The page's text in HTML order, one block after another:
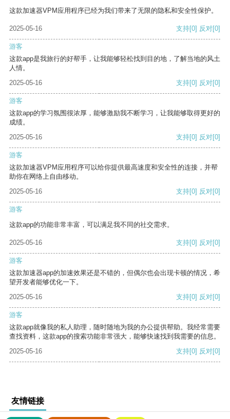
这款加速器VPM应用程序已经为我们带来了无限的隐私和安全性保护。
2025-05-16 支持[0] 反对[0]
游客
这款app是我旅行的好帮手，让我能够轻松找到目的地，了解当地的风土
人情。
2025-05-16
支持[0] 反对[0]
游客
这款app的学习氛围很浓厚，能够激励我不断学习，让我能够取得更好的
成绩。
2025-05-16
支持[0] 反对[0]
游客
这款加速器VPM应用程序可以给你提供最高速度和安全性的连接，并帮
助你在网络上自由移动。
2025-05-16
支持[0] 反对[0]
游客
这款app的功能非常丰富，可以满足我不同的社交需求。
2025-05-16 支持[0] 反对[0]
游客
这款加速器app的加速效果还是不错的，但偶尔也会出现卡顿的情况，希
望开发者能够优化一下。
2025-05-16
支持[0] 反对[0]
游客
这款app就像我的私人助理，随时随地为我的办公提供帮助。我经常需要
查找资料，这款app的搜索功能非常强大，能够快速找到我需要的信息。
2025-05-16
支持[0] 反对[0]
友情链接